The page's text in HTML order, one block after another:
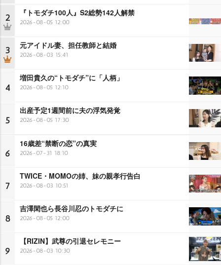
2 『トモダチ100人』S2総勢142人解禁
2026-08-05 12:00
3 元アイドル妻、担任教師と結婚
2026-08-03 15:41
4
増田貴久の“トモダチ”に「人柄」
2026-08-05 12:10
5
出産予定1週間前に夫の浮気発覚
2026-08-05 17:30
6
16歳差“禁断の恋”の真実
2026-07-31 18:10
7
TWICE・MOMOの姉、妹の親孝行告白
2026-08-03 10:51
8
吉澤閑也ら長谷川忍のトモダチに
2026-08-05 12:00
9
【RIZIN】武尊の引退セレモニー
2026-08-03 10:30